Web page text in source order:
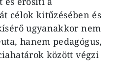
célok kitűzésében és
ugyanakkor nem
hanem pedagógus,
között végzi